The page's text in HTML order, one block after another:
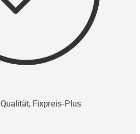
Fixpreis-Plus